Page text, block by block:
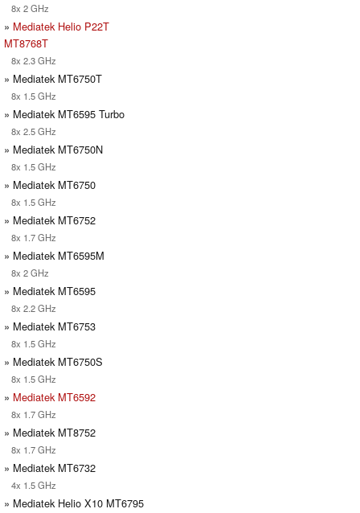
8x 2 GHz
» Mediatek Helio P22T
MT8768T
8x 2.3 GHz
» Mediatek MT6750T
8x 1.5 GHz
» Mediatek MT6595 Turbo
8x 2.5 GHz
» Mediatek MT6750N
8x 1.5 GHz
» Mediatek MT6750
8x 1.5 GHz
» Mediatek MT6752
8x 1.7 GHz
» Mediatek MT6595M
8x 2 GHz
» Mediatek MT6595
8x 2.2 GHz
» Mediatek MT6753
8x 1.5 GHz
» Mediatek MT6750S
8x 1.5 GHz
» Mediatek MT6592
8x 1.7 GHz
» Mediatek MT8752
8x 1.7 GHz
» Mediatek MT6732
4x 1.5 GHz
» Mediatek Helio X10 MT6795